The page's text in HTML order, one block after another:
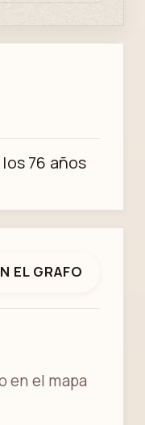
76 años
EL GRAFO
en el mapa